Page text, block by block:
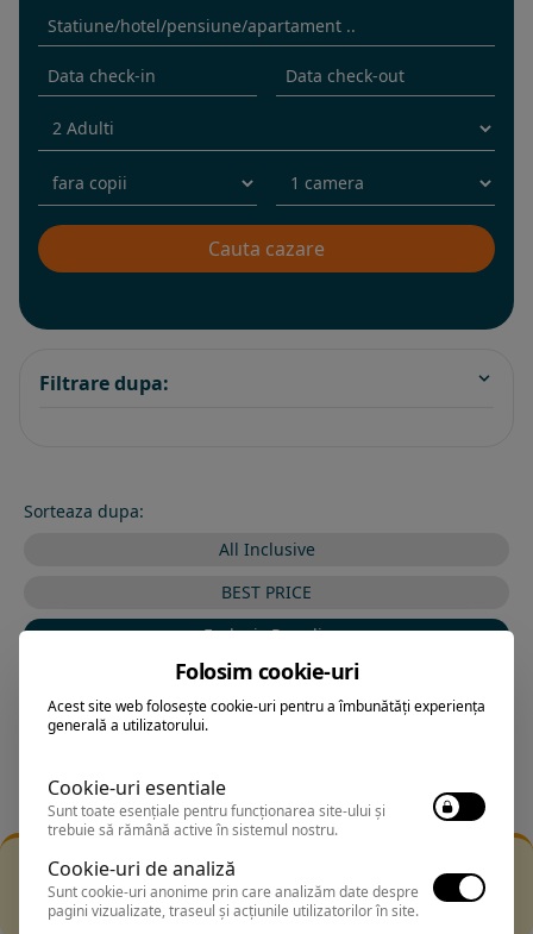
Filtrare dupa:
Sorteaza dupa:
All Inclusive
BEST PRICE
Exclusiv Paradis
Stele 1-5
Stele 5-1
Filtrarea nu a returnat niciun rezultat
Incearca sa folosesti o cautarea mai generala sau alege
alte fitre.
Folosim cookie-uri
Acest site web folosește cookie-uri pentru a îmbunătăți experiența
generală a utilizatorului.
Cookie-uri esentiale
Sunt toate esențiale pentru funcționarea site-ului și
trebuie să rămână active în sistemul nostru.
Cookie-uri de analiză
Sunt cookie-uri anonime prin care analizăm date despre
pagini vizualizate, traseul și acțiunile utilizatorilor în site.